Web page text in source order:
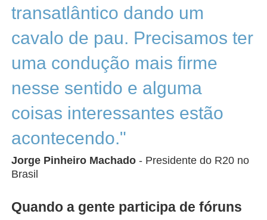
transatlântico dando um
cavalo de pau. Precisamos ter
uma condução mais firme
nesse sentido e alguma
coisas interessantes estão
acontecendo."
Jorge Pinheiro Machado - Presidente do R20 no
Brasil
Quando a gente participa de fóruns